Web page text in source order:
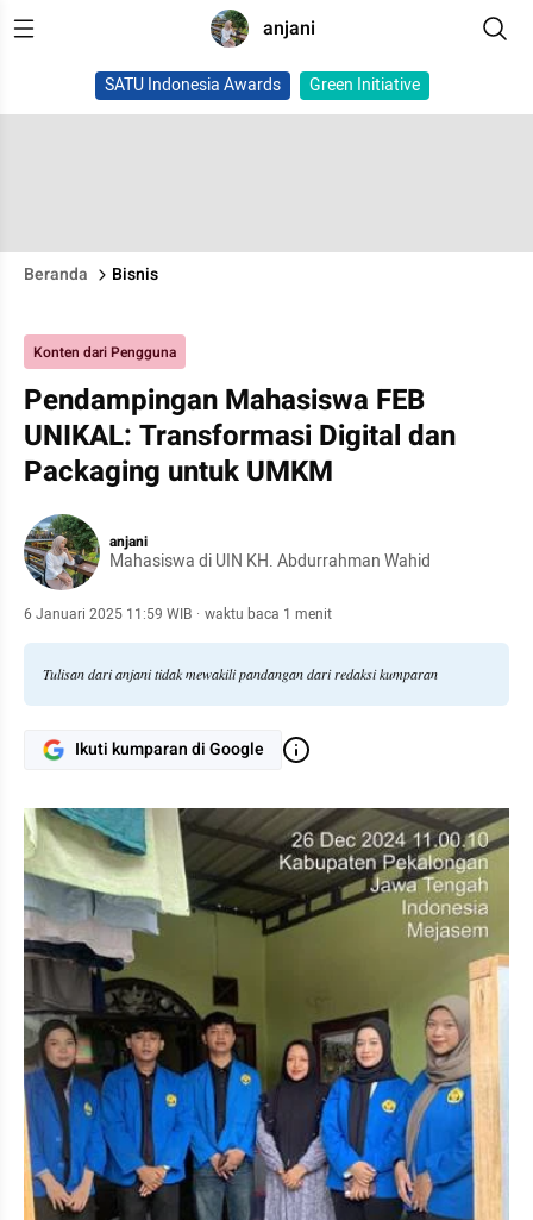
anjani
SATU Indonesia Awards Green Initiative
Beranda Bisnis
Konten dari Pengguna
Pendampingan Mahasiswa FEB
UNIKAL: Transformasi Digital dan
Packaging untuk UMKM
anjani
Mahasiswa di UIN KH. Abdurrahman Wahid
6 Januari 2025 11:59 WIB · waktu baca 1 menit
Tulisan dari anjani tidak mewakili pandangan dari redaksi kumparan
Ikuti kumparan di Google